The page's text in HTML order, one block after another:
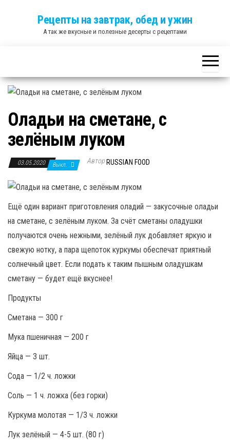
Рецепты на завтрак, обед и ужин
А так же вкусные и полезные десерты с рецептами
Оладьи на сметане, с
зелёным луком
03.05.2020 Выкл. Автор RUSSIAN FOOD
Ещё один вариант приготовления оладий — закусочные оладьи
на сметане, с зелёным луком. За счёт сметаны оладушки
получаются очень нежными, зелёный лук добавляет яркую и
свежую нотку, а пара щепоток куркумы обеспечат приятный
солнечный цвет. Если подать к таким пышным оладушкам
сметану — будет ещё вкуснее!
Продукты
Сметана — 300 г
Мука пшеничная — 200 г
Яйца — 3 шт.
Сода — 1/2 ч. ложки
Соль — 1 ч. ложка (без горки)
Куркума молотая — 1/3 ч. ложки
Лук зелёный — 4-5 шт. (80 г)